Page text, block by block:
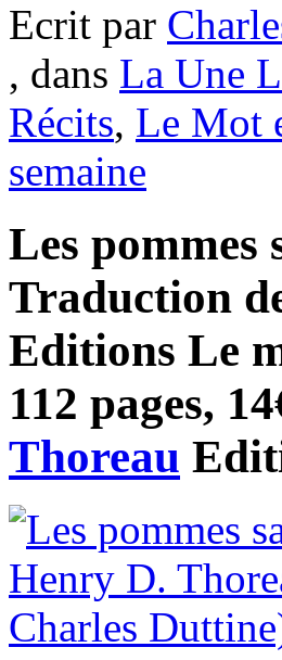
Ecrit par
, dans La Une
Récits, Le Mot
semaine
Les pommes
Traduction
Editions Le
112 pages,
Thoreau